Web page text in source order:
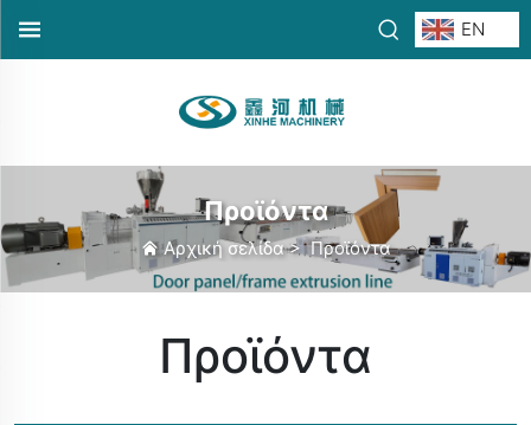
EN
Προϊόντα
Αρχική σελίδα>Προϊόντα
Προϊόντα